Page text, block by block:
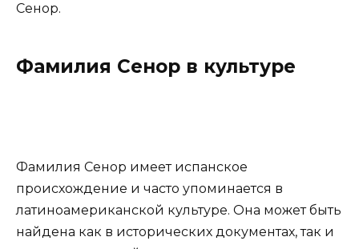
Сенор.
Фамилия Сенор в культуре
Фамилия Сенор имеет испанское
происхождение и часто упоминается в
латиноамериканской культуре. Она может быть
найдена как в исторических документах, так и